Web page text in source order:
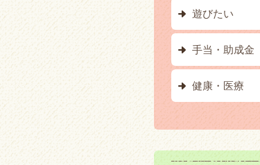
遊びたい
手当・助成金
健康・医療